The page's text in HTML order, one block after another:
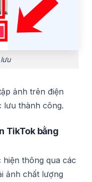
ảnh trên điện
lưu thành công.
TikTok bằng
thông qua các
ảnh chất lượng